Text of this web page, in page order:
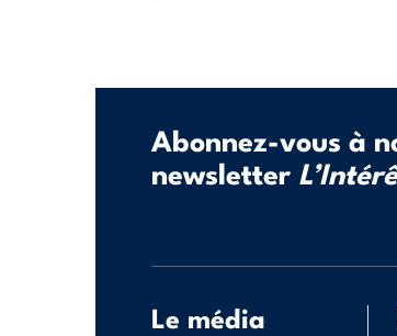
Abonnez-vous à
newsletter
Le média